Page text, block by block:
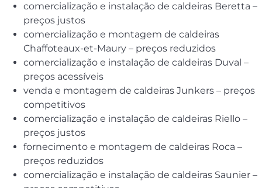
comercialização e instalação de caldeiras Beretta –
preços justos
comercialização e montagem de caldeiras
Chaffoteaux-et-Maury – preços reduzidos
comercialização e instalação de caldeiras Duval –
preços acessíveis
venda e montagem de caldeiras Junkers – preços
competitivos
comercialização e instalação de caldeiras Riello –
preços justos
fornecimento e montagem de caldeiras Roca –
preços reduzidos
comercialização e instalação de caldeiras Saunier –